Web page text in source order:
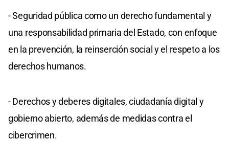
- Seguridad pública como un derecho fundamental y
una responsabilidad primaria del Estado, con enfoque
en la prevención, la reinserción social y el respeto a los
derechos humanos.
- Derechos y deberes digitales, ciudadanía digital y
gobierno abierto, además de medidas contra el
cibercrimen.